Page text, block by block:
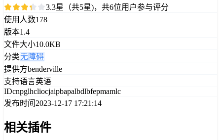
3.3星（共5星)，共6位用户参与评分
使用人数178
版本1.4
文件大小10.0KB
分类无障碍
提供方benderville
支持语言英语
IDcnpglhcliocjaipbapalbdlbfepmamlc
发布时间 2023-12-17 17:21:14
相关插件